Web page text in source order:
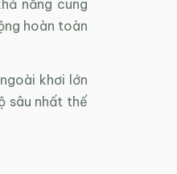
năng cung
hoàn toàn
khơi lớn
sâu nhất thế